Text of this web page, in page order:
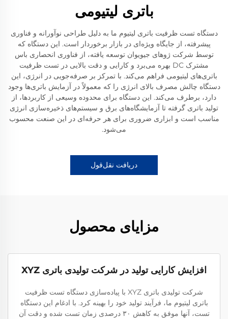
باتری لیتیومی
دستگاه تست ظرفیت باتری لیتیوم ما به دلیل طراحی نوآورانه و فناوری
پیشرفته، از جایگاه ویژه‌ای در بازار برخوردار است. این دستگاه که
توسط شرکت ژوهای جیویوان توسعه یافته، از فناوری انحصاری باس
مشترک DC بهره می‌برد و کارایی و دقت بالایی در تست ظرفیت
باتری‌های لیتیومی فراهم می‌کند. با تمرکز بر صرفه‌جویی در انرژی، این
دستگاه چالش مصرف بالای انرژی را که معمولاً در آزمایش باتری‌ها وجود
دارد، برطرف می‌کند. این دستگاه برای محدوده وسیعی از کاربردها، از
تولید باتری گرفته تا آزمایشگاه‌های برق و سیستم‌های ذخیره‌سازی انرژی
مناسب است و ابزاری ضروری برای هر حرفه‌ای در این صنعت محسوب
می‌شود.
دریافت نقل‌قول
مزایای محصول
افزایش کارایی تولید در شرکت تولیدی باتری XYZ
شرکت تولیدی باتری XYZ با پیاده‌سازی دستگاه تست ظرفیت
باتری لیتیوم ما، فرآیند تولید خود را بهینه کرد. با ادغام این دستگاه
تست، آنها موفق به کاهش ۳۰ درصدی زمان تست شده و دقت آن